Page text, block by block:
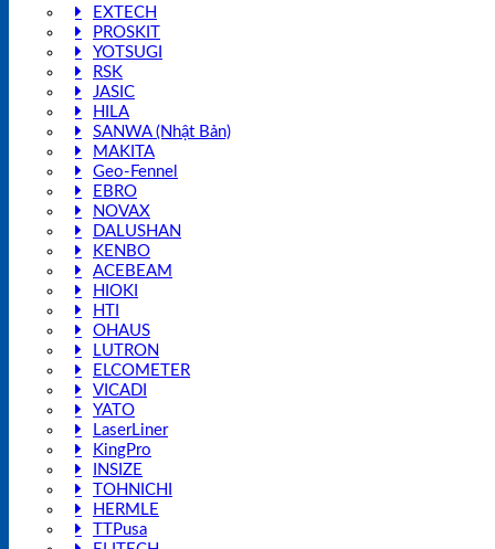
EXTECH
PROSKIT
YOTSUGI
RSK
JASIC
HILA
SANWA (Nhật Bản)
MAKITA
Geo-Fennel
EBRO
NOVAX
DALUSHAN
KENBO
ACEBEAM
HIOKI
HTI
OHAUS
LUTRON
ELCOMETER
VICADI
YATO
LaserLiner
KingPro
INSIZE
TOHNICHI
HERMLE
TTPusa